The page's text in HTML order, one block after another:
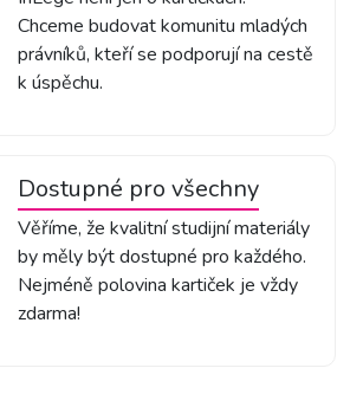
Chceme budovat komunitu mladých
právníků, kteří se podporují na cestě
k úspěchu.
Dostupné pro všechny
Věříme, že kvalitní studijní materiály
by měly být dostupné pro každého.
Nejméně polovina kartiček je vždy
zdarma!